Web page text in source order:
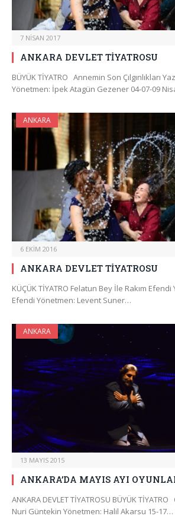
7 NISAN 2017
ANKARA DEVLET TİYATROSU
BÜYÜK TİYATRO Annemin Son Çılgınlıkları
Yönetmen: İpek Atagün Gezener 04-07-09
ANKARA
6 EKIM 2016
ANKARA DEVLET TİYATROSU
KÜÇÜK TİYATRO Felatun Bey İle Rakım
Efendi Yönetmen: Levent Suner…
ANKARA
13 MAYIS 2015
ANKARA’DA MAYIS AYI
ANKARA DEVLET TİYATROSU BÜYÜK
Nuri Güntekin Yönetmen: Halil Akarsu 15-17…